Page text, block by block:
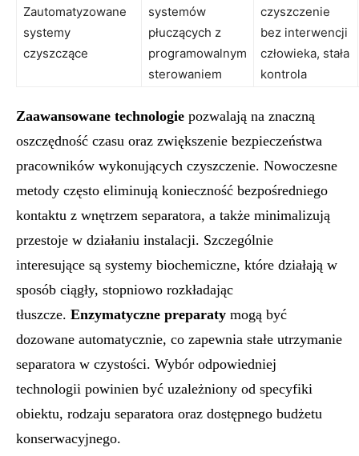
Zautomatyzowane
systemy
czyszczące
systemów
płuczących z
programowalnym
sterowaniem
czyszczenie
bez interwencji
człowieka, stała
kontrola
Zaawansowane technologie pozwalają na znaczną
oszczędność czasu oraz zwiększenie bezpieczeństwa
pracowników wykonujących czyszczenie. Nowoczesne
metody często eliminują konieczność bezpośredniego
kontaktu z wnętrzem separatora, a także minimalizują
przestoje w działaniu instalacji. Szczególnie
interesujące są systemy biochemiczne, które działają w
sposób ciągły, stopniowo rozkładając
tłuszcze. Enzymatyczne preparaty mogą być
dozowane automatycznie, co zapewnia stałe utrzymanie
separatora w czystości. Wybór odpowiedniej
technologii powinien być uzależniony od specyfiki
obiektu, rodzaju separatora oraz dostępnego budżetu
konserwacyjnego.